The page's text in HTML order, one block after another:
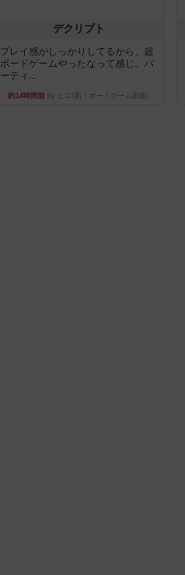
デクリプト
プレイ感がしっかりしてるから、超
ボードゲームやったなって感じ。パ
ーティ...
約14時間前 by ヒロ(新！ボードゲーム家族)